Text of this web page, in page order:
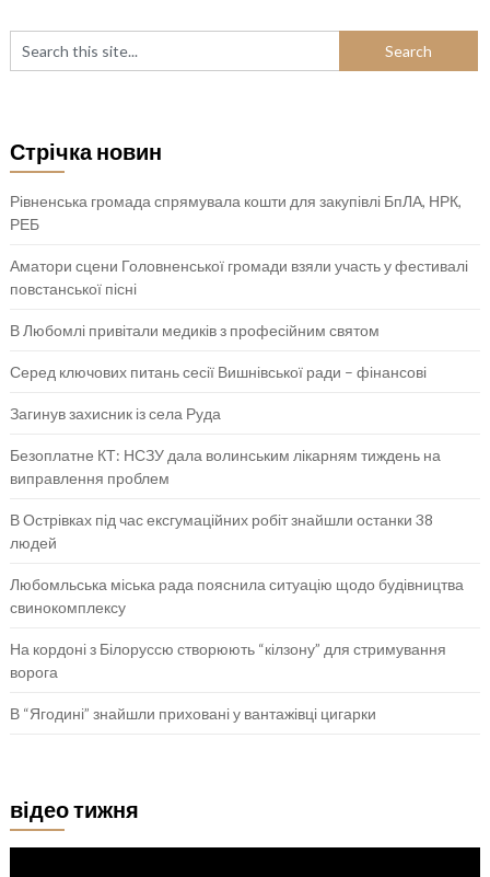
Стрічка новин
Рівненська громада спрямувала кошти для закупівлі БпЛА, НРК,
РЕБ
Аматори сцени Головненської громади взяли участь у фестивалі
повстанської пісні
В Любомлі привітали медиків з професійним святом
Серед ключових питань сесії Вишнівської ради – фінансові
Загинув захисник із села Руда
Безоплатне КТ: НСЗУ дала волинським лікарням тиждень на
виправлення проблем
В Острівках під час ексгумаційних робіт знайшли останки 38
людей
Любомльська міська рада пояснила ситуацію щодо будівництва
свинокомплексу
На кордоні з Білоруссю створюють “кілзону” для стримування
ворога
В “Ягодині” знайшли приховані у вантажівці цигарки
відео тижня